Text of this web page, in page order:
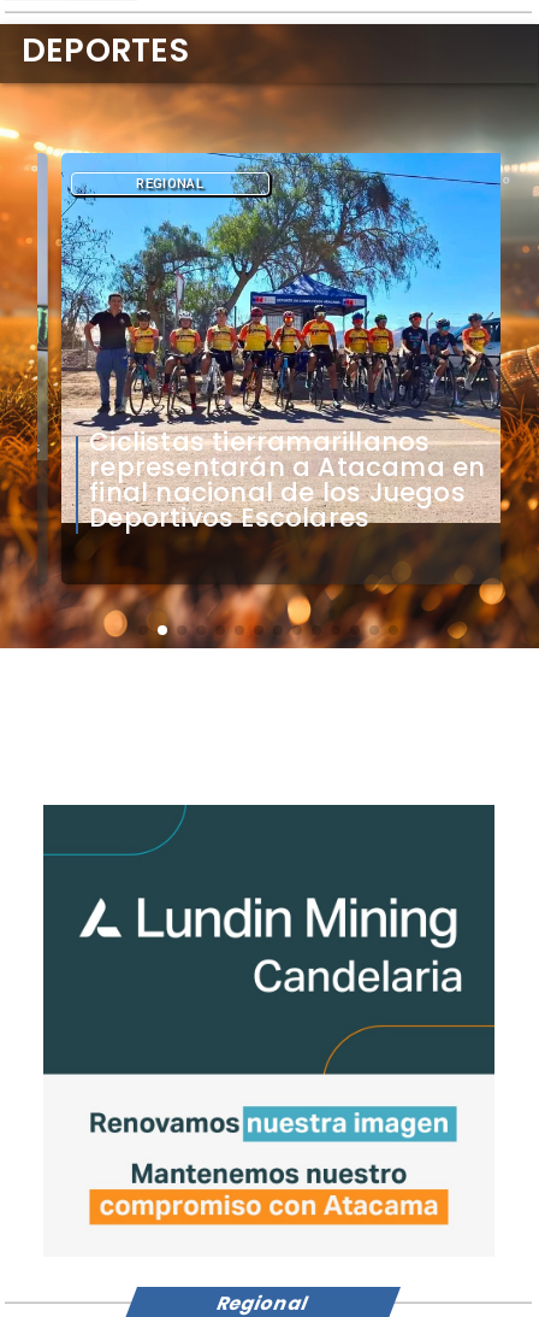
​Ciclistas tierramarillanos
representarán a Atacama en
final nacional de los Juegos
Deportivos Escolares
REGIONAL
DEPORTES
Regional